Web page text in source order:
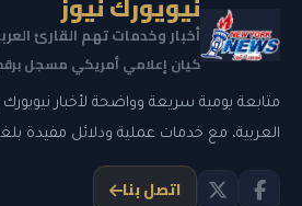
نيويورك نيوز
أخبار وخدمات تهم القارئ
كيان إعلامي أمريكي مسجل برقم
متابعة يومية سريعة وواضحة لأخبار نيويورك
العربية، مع خدمات عملية ودلائل مفيدة
اتصل بنا